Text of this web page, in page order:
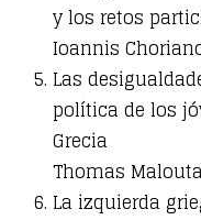
y los retos
Ioannis
Las
política de los
Grecia
Thomas
La izquierda